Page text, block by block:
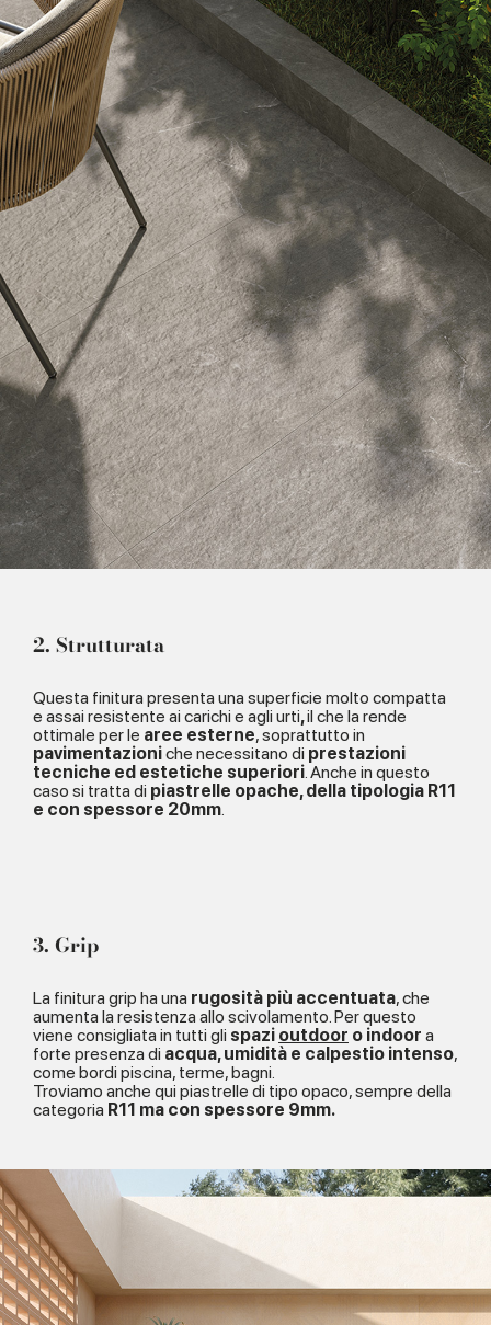
2. Strutturata
Questa finitura presenta una superficie molto compatta
e assai resistente ai carichi e agli urti,il che la rende
ottimale per le aree esterne, soprattutto in
pavimentazioniche necessitano di prestazioni
tecniche ed estetiche superiori. Anche in questo
caso si tratta di piastrelle opache, della tipologia R11
e con spessore 20mm.
3. Grip
La finitura grip ha una rugosità più accentuata, che
aumenta la resistenza allo scivolamento. Per questo
viene consigliata in tutti gli spazi outdoor o indoor a
forte presenza di acqua, umidità e calpestio intenso,
come bordi piscina, terme, bagni.
Troviamo anche qui piastrelle di tipo opaco, sempre della
categoria R11 ma con spessore 9mm.